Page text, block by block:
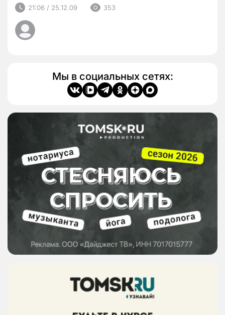
21:06 / 25.12.09 353
Мы в социальных сетях: